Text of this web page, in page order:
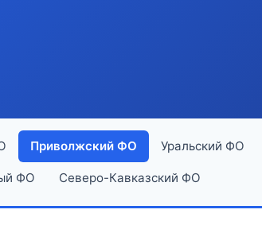
Приволжский ФО Уральский ФО
ФО Северо-Кавказский ФО